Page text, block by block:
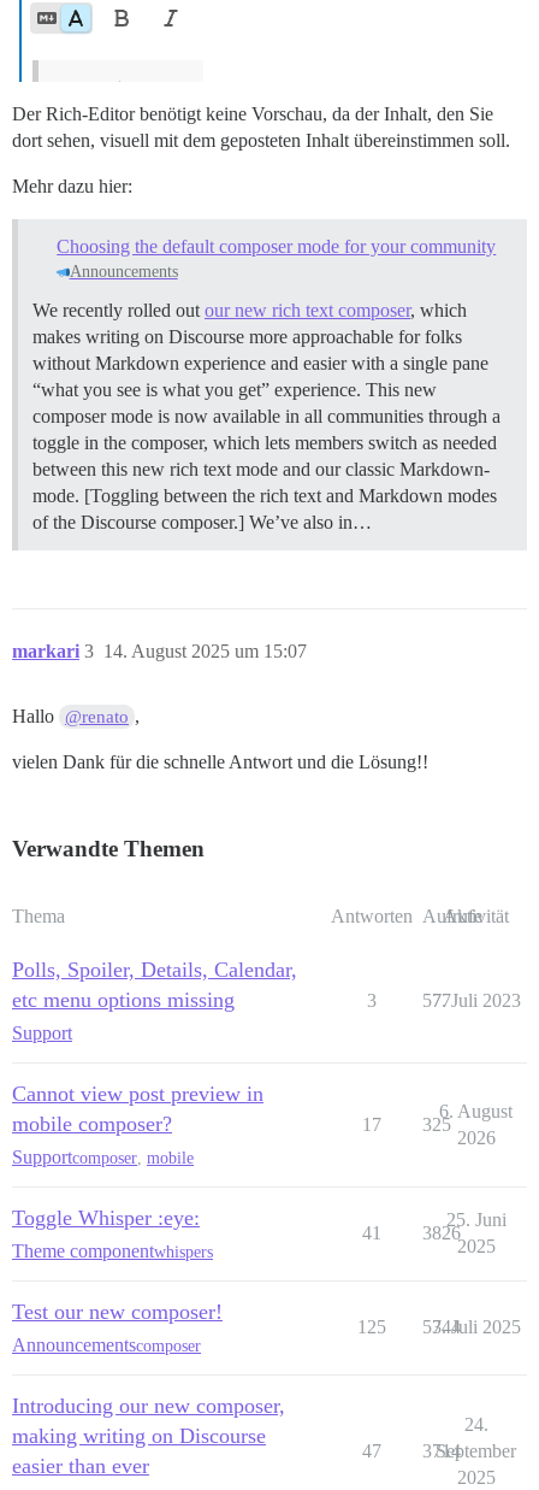
Der Rich-Editor benötigt keine Vorschau, da der Inhalt, den Sie
dort sehen, visuell mit dem geposteten Inhalt übereinstimmen soll.
Mehr dazu hier:
Choosing the default composer mode for your community
Announcements
We recently rolled out our new rich text composer, which
makes writing on Discourse more approachable for folks
without Markdown experience and easier with a single pane
“what you see is what you get” experience. This new
composer mode is now available in all communities through a
toggle in the composer, which lets members switch as needed
between this new rich text mode and our classic Markdown-
mode. [Toggling between the rich text and Markdown modes
of the Discourse composer.] We’ve also in…
markari 14. August 2025 um 15:07
3
Hallo @renato ,
vielen Dank für die schnelle Antwort und die Lösung!!
Verwandte Themen
Thema Antworten Aufrufe
Aktivität
Polls, Spoiler, Details, Calendar,
etc menu options missing
Support
3 577
7. Juli 2023
Cannot view post preview in
mobile composer?
Supportcomposer mobile
17 325
6. August
2026
Toggle Whisper :eye:
Theme componentwhispers
41 3826
25. Juni
2025
Test our new composer!
Announcementscomposer
125 5344
7. Juli 2025
Introducing our new composer,
making writing on Discourse
easier than ever
47 3714
24.
September
2025